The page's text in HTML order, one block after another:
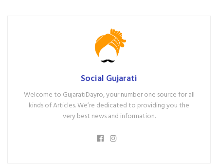
Social Gujarati
Welcome to GujaratiDayro, your number one source for all
kinds of Articles. We’re dedicated to providing you the
very best news and information.